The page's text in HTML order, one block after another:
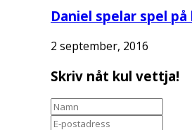
Daniel spelar spel
2 september, 2016
Skriv nåt kul vettja!